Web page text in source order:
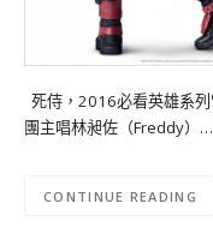
死侍，2016必看英雄系
團主唱林昶佐（Freddy）…
CONTINUE READING